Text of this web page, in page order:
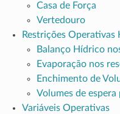
Casa de Força
Vertedouro
Restrições Operativas
Balanço Hídrico
Evaporação nos
Enchimento de
Volumes de
Variáveis Operativas